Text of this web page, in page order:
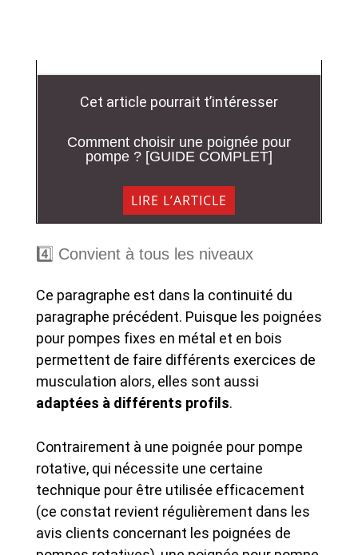
Cet article pourrait t’intéresser
Comment choisir une poignée pour
pompe ? [GUIDE COMPLET]
LIRE L’ARTICLE
4️⃣ Convient à tous les niveaux
Ce paragraphe est dans la continuité du
paragraphe précédent. Puisque les poignées
pour pompes fixes en métal et en bois
permettent de faire différents exercices de
musculation alors, elles sont aussi
adaptées à différents profils.
Contrairement à une poignée pour pompe
rotative, qui nécessite une certaine
technique pour être utilisée efficacement
(ce constat revient régulièrement dans les
avis clients concernant les poignées de